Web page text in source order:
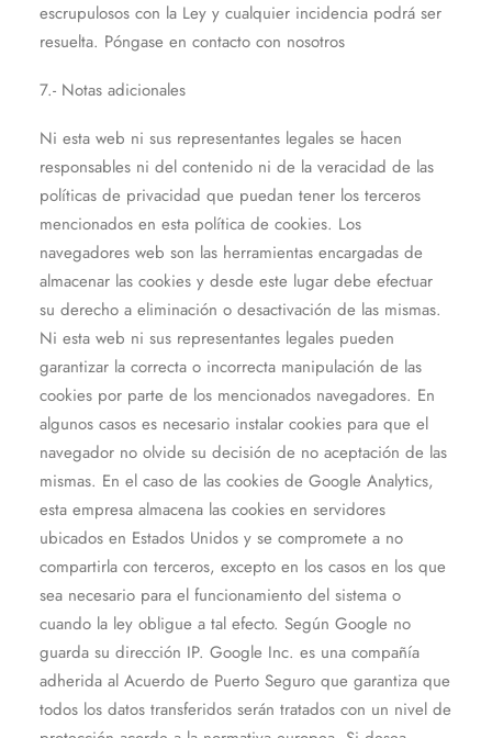
escrupulosos con la Ley y cualquier incidencia podrá ser
resuelta. Póngase en contacto con nosotros
7.- Notas adicionales
Ni esta web ni sus representantes legales se hacen
responsables ni del contenido ni de la veracidad de las
políticas de privacidad que puedan tener los terceros
mencionados en esta política de cookies. Los
navegadores web son las herramientas encargadas de
almacenar las cookies y desde este lugar debe efectuar
su derecho a eliminación o desactivación de las mismas.
Ni esta web ni sus representantes legales pueden
garantizar la correcta o incorrecta manipulación de las
cookies por parte de los mencionados navegadores. En
algunos casos es necesario instalar cookies para que el
navegador no olvide su decisión de no aceptación de las
mismas. En el caso de las cookies de Google Analytics,
esta empresa almacena las cookies en servidores
ubicados en Estados Unidos y se compromete a no
compartirla con terceros, excepto en los casos en los que
sea necesario para el funcionamiento del sistema o
cuando la ley obligue a tal efecto. Según Google no
guarda su dirección IP. Google Inc. es una compañía
adherida al Acuerdo de Puerto Seguro que garantiza que
todos los datos transferidos serán tratados con un nivel de